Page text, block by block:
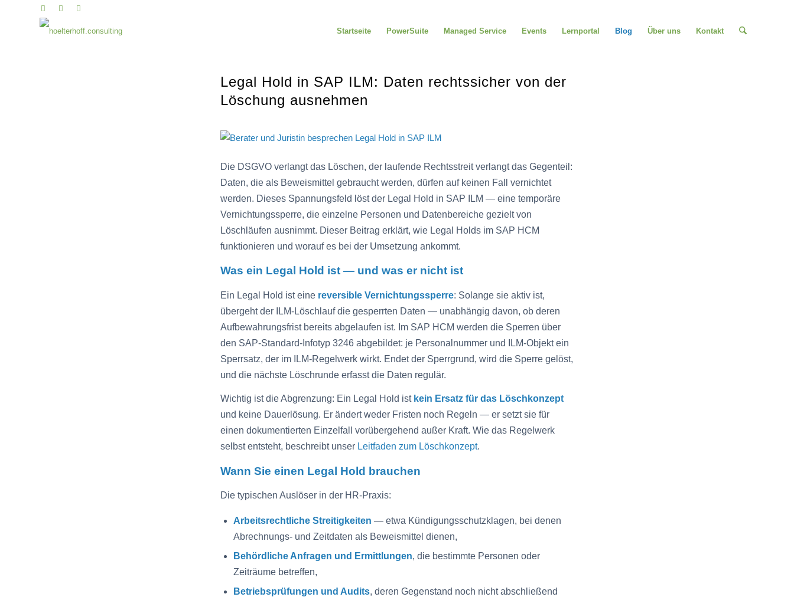
Startseite PowerSuite Managed Service Events Lernportal Blog Über uns Kontakt
Legal Hold in SAP ILM: Daten rechtssicher von der
Löschung ausnehmen
Die DSGVO verlangt das Löschen, der laufende Rechtsstreit verlangt das Gegenteil:
Daten, die als Beweismittel gebraucht werden, dürfen auf keinen Fall vernichtet
werden. Dieses Spannungsfeld löst der Legal Hold in SAP ILM — eine temporäre
Vernichtungssperre, die einzelne Personen und Datenbereiche gezielt von
Löschläufen ausnimmt. Dieser Beitrag erklärt, wie Legal Holds im SAP HCM
funktionieren und worauf es bei der Umsetzung ankommt.
Was ein Legal Hold ist — und was er nicht ist
Ein Legal Hold ist eine reversible Vernichtungssperre: Solange sie aktiv ist,
übergeht der ILM-Löschlauf die gesperrten Daten — unabhängig davon, ob deren
Aufbewahrungsfrist bereits abgelaufen ist. Im SAP HCM werden die Sperren über
den SAP-Standard-Infotyp 3246 abgebildet: je Personalnummer und ILM-Objekt ein
Sperrsatz, der im ILM-Regelwerk wirkt. Endet der Sperrgrund, wird die Sperre gelöst,
und die nächste Löschrunde erfasst die Daten regulär.
Wichtig ist die Abgrenzung: Ein Legal Hold ist kein Ersatz für das Löschkonzept
und keine Dauerlösung. Er ändert weder Fristen noch Regeln — er setzt sie für
einen dokumentierten Einzelfall vorübergehend außer Kraft. Wie das Regelwerk
selbst entsteht, beschreibt unser Leitfaden zum Löschkonzept.
Wann Sie einen Legal Hold brauchen
Die typischen Auslöser in der HR-Praxis:
Arbeitsrechtliche Streitigkeiten — etwa Kündigungsschutzklagen, bei denen
Abrechnungs- und Zeitdaten als Beweismittel dienen,
Behördliche Anfragen und Ermittlungen, die bestimmte Personen oder
Zeiträume betreffen,
Betriebsprüfungen und Audits, deren Gegenstand noch nicht abschließend